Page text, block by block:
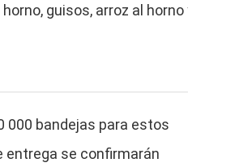
guisos, arroz al horno y comidas
000 bandejas para estos
entrega se confirmarán